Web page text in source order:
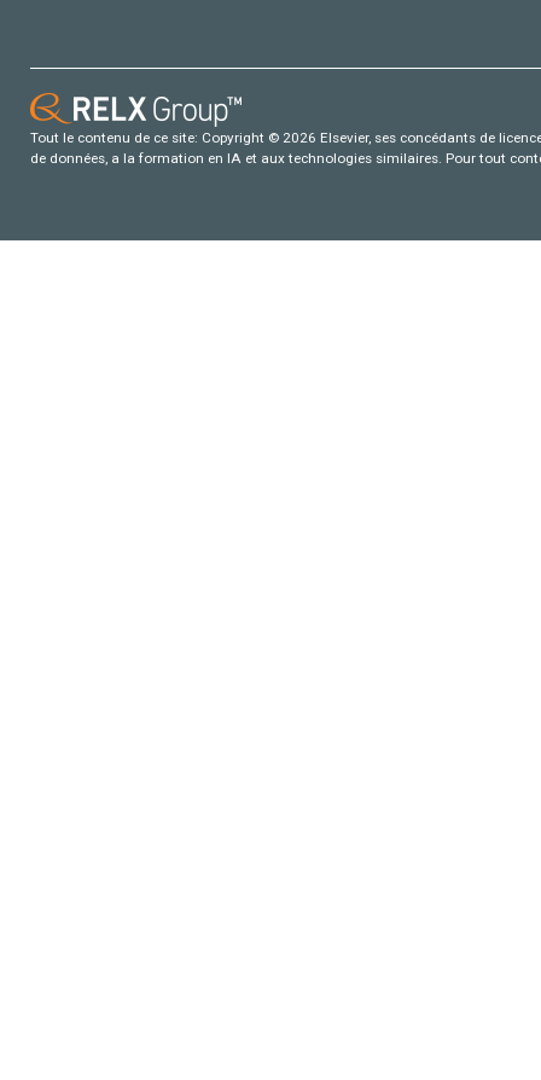
Tout le contenu de ce site: Copyright © 2026 Elsevier, ses concédants de
de données, a la formation en IA et aux technologies similaires. Pour tout